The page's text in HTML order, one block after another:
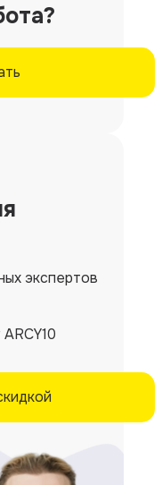
экспертов